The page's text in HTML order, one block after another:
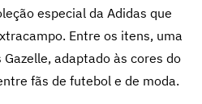
especial da Adidas que
Entre os itens, uma
adaptado às cores do
fãs de futebol e de moda.